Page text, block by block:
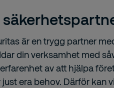
är en trygg partner
din verksamhet med
av att hjälpa
just era behov. Därför kan